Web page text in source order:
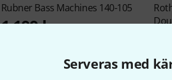
Serveras med
Rubner Bass Machines 140-105
1 199 kr